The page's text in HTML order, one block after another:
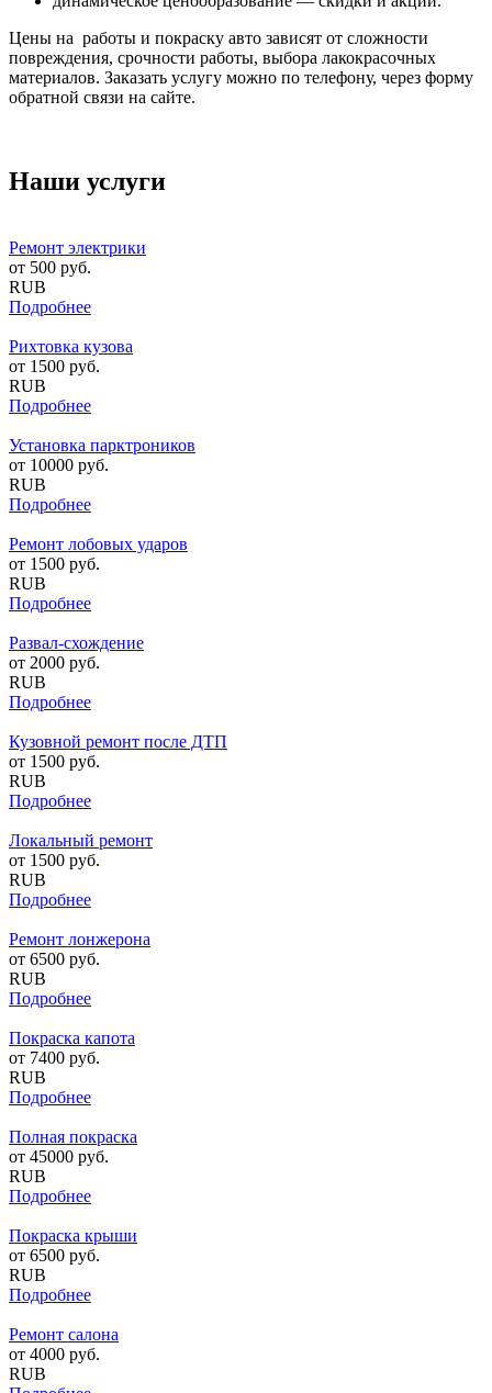
Цены на работы и покраску авто зависят от сложности
повреждения, срочности работы, выбора лакокрасочных
материалов. Заказать услугу можно по телефону, через форму
обратной связи на сайте.
Наши услуги
Ремонт электрики
от 500 руб.
RUB
Подробнее
Рихтовка кузова
от 1500 руб.
RUB
Подробнее
Установка парктроников
от 10000 руб.
RUB
Подробнее
Ремонт лобовых ударов
от 1500 руб.
RUB
Подробнее
Развал-схождение
от 2000 руб.
RUB
Подробнее
Кузовной ремонт после ДТП
от 1500 руб.
RUB
Подробнее
Локальный ремонт
от 1500 руб.
RUB
Подробнее
Ремонт лонжерона
от 6500 руб.
RUB
Подробнее
Покраска капота
от 7400 руб.
RUB
Подробнее
Полная покраска
от 45000 руб.
RUB
Подробнее
Покраска крыши
от 6500 руб.
RUB
Подробнее
Ремонт салона
от 4000 руб.
RUB